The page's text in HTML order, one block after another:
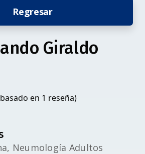
Regresar
Giraldo
en 1 reseña)
Neumología Adultos